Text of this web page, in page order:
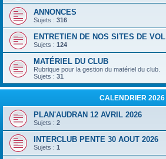
ANNONCES
Sujets : 316
ENTRETIEN DE NOS SITES DE VOL
Sujets : 124
MATÉRIEL DU CLUB
Rubrique pour la gestion du matériel du club.
Sujets : 31
CALENDRIER 2026
PLAN'AUDRAN 12 AVRIL 2026
Sujets : 2
INTERCLUB PENTE 30 AOUT 2026
Sujets : 1